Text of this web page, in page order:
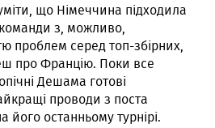
що Німеччина підходила
команди з, можливо,
проблем серед топ-збірних,
про Францію. Поки все
Дешама готові
проводи з поста
його останньому турнірі.